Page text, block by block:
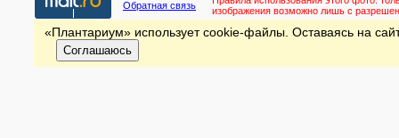
Обратная связь
изображения возможно лишь с
«Плантариум» использует cookie-файлы. Оставаясь на
Соглашаюсь